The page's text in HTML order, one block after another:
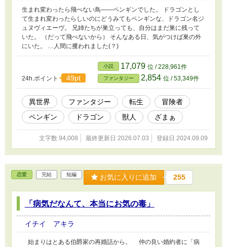
生まれ変わったら飛べない鳥――ペンギンでした。 ドラゴンとし
て生まれ変わったらしいのにどうみてもペンギンな、ドラゴン名ジ
ュヌヴィエーヴ。 兄姉たちが巣立っても、自分はまだ巣に残って
いた。 （だって飛べないから） そんなある日、気がつけば巣の外
にいた。 …人間に攫われました(？)
24h.ポイント 49pt
小説 17,079 位 / 228,961件
ファンタジー 2,854 位 / 53,349件
異世界 ファンタジー 転生
冒険者
ペンギン
ドラゴン 獣人 ざまぁ
文字数 94,008 最終更新日 2026.07.03 登録日 2024.09.09
恋愛 完結 短編 お気に入りに追加 255
「病気だなんて、本当にお気の毒」
イチイ アキラ
始まりはとある伯爵家の再婚話から。 仲の良い婚約者に「病